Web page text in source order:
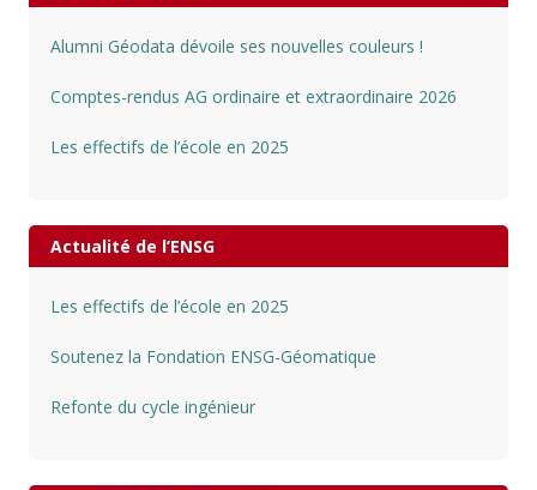
Alumni Géodata dévoile ses nouvelles couleurs !
Comptes-rendus AG ordinaire et extraordinaire 2026
Les effectifs de l’école en 2025
Actualité de l’ENSG
Les effectifs de l’école en 2025
Soutenez la Fondation ENSG-Géomatique
Refonte du cycle ingénieur